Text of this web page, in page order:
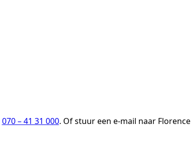
070 – 41 31 000. Of stuur een e-mail naar Florence